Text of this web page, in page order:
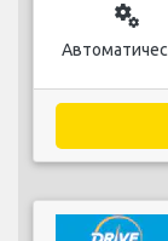
miscellaneous_services